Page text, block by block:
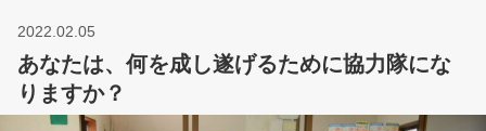
2022.02.05
あなたは、何を成し遂げるために協力隊にな
りますか？